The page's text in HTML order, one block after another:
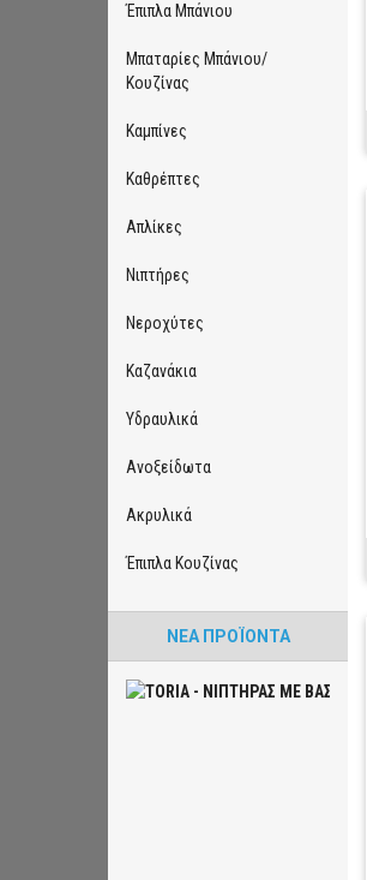
Έπιπλα Μπάνιου
Μπαταρίες Μπάνιου/
Κουζίνας
Καμπίνες
Καθρέπτες
Απλίκες
Νιπτήρες
Νεροχύτες
Καζανάκια
Υδραυλικά
Ανοξείδωτα
Ακρυλικά
Έπιπλα Κουζίνας
ΝΈΑ ΠΡΟΪΌΝΤΑ